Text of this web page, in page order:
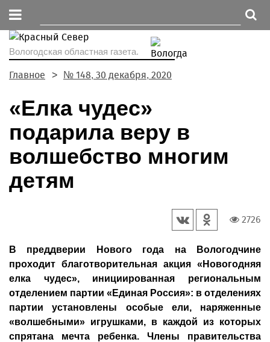
Вологодская областная газета.
Главное № 148, 30 декабря, 2020
«Елка чудес»
подарила веру в
волшебство многим
детям
2726
В преддверии Нового года на Вологодчине
проходит благотворительная акция «Новогодняя
елка чудес», инициированная региональным
отделением партии «Единая Россия»: в отделениях
партии установлены особые ели, наряженные
«волшебными» игрушками, в каждой из которых
спрятана мечта ребенка. Члены правительства